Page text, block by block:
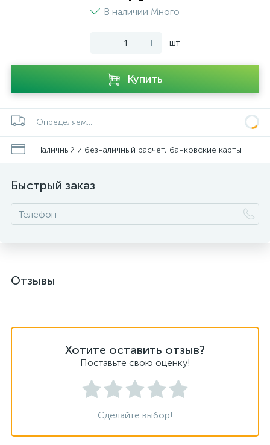
В наличии Много
- + шт
Купить
Определяем...
Наличный и безналичный расчет, банковские карты
Быстрый заказ
Отзывы
Хотите оставить отзыв?
Поставьте свою оценку!
Сделайте выбор!